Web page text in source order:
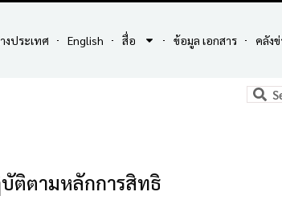
งประเทศ English สื่อ ข้อมูล เอกสาร คลัง
ติตามหลักการสิทธิ